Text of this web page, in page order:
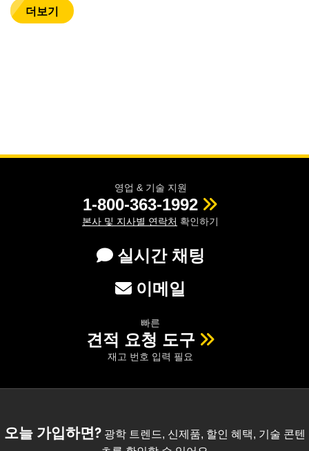
더보기
영업 & 기술 지원
1-800-363-1992
본사 및 지사별 연락처 확인하기
실시간 채팅
이메일
빠른
견적 요청 도구
재고 번호 입력 필요
오늘 가입하면?광학 트렌드, 신제품, 할인 혜택, 기술 콘텐